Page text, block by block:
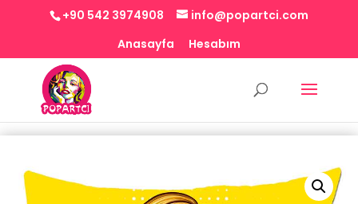
+90 542 3974908
info@popartci.com
Anasayfa
Hesabım